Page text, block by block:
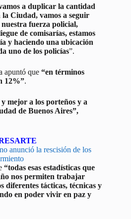
a duplicar la cantidad
la Ciudad, vamos a seguir
fuerza policial,
de comisarías, estamos
y haciendo una ubicación
uno de los policías”.
apuntó que “en términos
12%”.
mejor a los porteños y a
de Buenos Aires”,
anunció la rescisión de los
“todas esas estadísticas que
nos permiten trabajar
diferentes tácticas, técnicas y
en poder vivir en paz y